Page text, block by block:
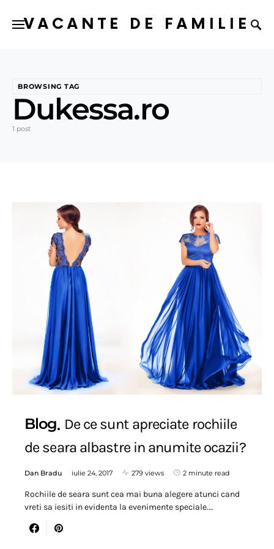
VACANTE DE FAMILIE
BROWSING TAG
Dukessa.ro
1 post
Blog De ce sunt apreciate rochiile
de seara albastre in anumite ocazii?
Dan Bradu iulie 24, 2017 279 views 2 minute read
Rochiile de seara sunt cea mai buna alegere atunci cand
vreti sa iesiti in evidenta la evenimente speciale.…